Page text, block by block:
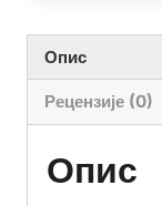
Опис
Рецензије (0)
Опис